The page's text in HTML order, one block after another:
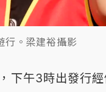
行。梁建裕攝影
下午3時出發行